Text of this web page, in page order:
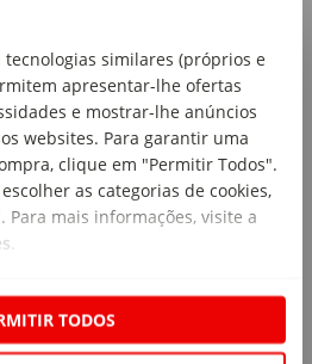
similares (próprios e
apresentar-lhe ofertas
e mostrar-lhe anúncios
websites. Para garantir uma
clique em "Permitir Todos".
as categorias de cookies,
Para mais informações, visite a
.
TODOS
emb. 8 un
11,85€
1,48€/un